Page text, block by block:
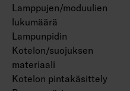
Lamppujen/moduulien
lukumäärä
Lampunpidin
Kotelon/suojuksen
materiaali
Kotelon pintakäsittely